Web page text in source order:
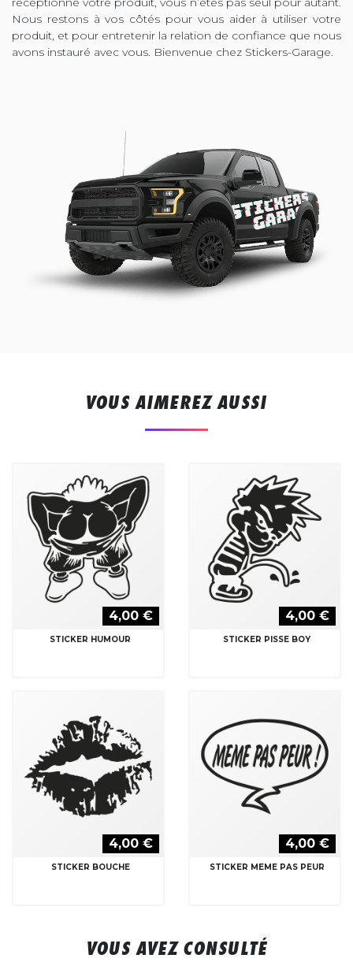
Nous restons à vos côtés pour vous aider à utiliser votre
produit, et pour entretenir la relation de confiance que nous
avons instauré avec vous. Bienvenue chez Stickers-Garage.
VOUS AIMEREZ AUSSI
4,00 €
STICKER HUMOUR
4,00 €
STICKER PISSE BOY
4,00 €
STICKER BOUCHE
4,00 €
STICKER MEME PAS PEUR
VOUS AVEZ CONSULTÉ